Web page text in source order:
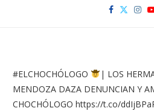
#ELCHOCHÓLOGO
| LOS
MENDOZA DAZA DENUNCIAN Y
CHOCHÓLOGO https://t.co/